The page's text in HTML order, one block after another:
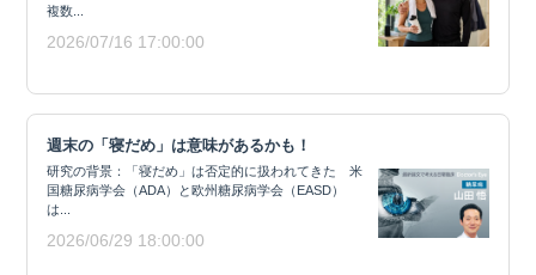
複数...
2026/07/16 17:00:00
週末の「寝だめ」は意味があるかも！
研究の背景：「寝だめ」は否定的に扱われてきた 米
国糖尿病学会（ADA）と欧州糖尿病学会（EASD）
は...
2026/06/29 18:00:00